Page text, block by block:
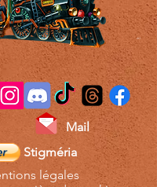
Mail
Stigméria
légales